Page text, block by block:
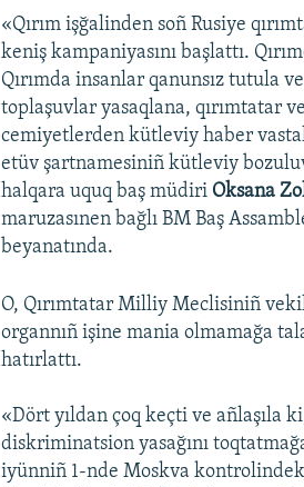
«Qırım işğalinden soñ Rusiye
keniş kampaniyasını başlattı.
Qırımda insanlar qanunsız tutula
toplaşuvlar yasaqlana, qırımtatar
cemiyetlerden kütleviy haber
etüv şartnamesiniñ kütleviy
halqara uquq baş müdiri Oksana
maruzasınen bağlı BM Baş
beyanatında.
O, Qırımtatar Milliy Meclisiniñ
organnıñ işine mania olmamağa
hatırlattı.
«Dört yıldan çoq keçti ve añlaşıla
diskriminatsion yasağını
iyünniñ 1-nde Moskva